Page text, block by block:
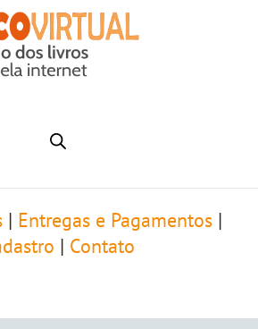
Entregas e Pagamentos
Contato